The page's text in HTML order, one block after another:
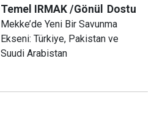
Temel IRMAK /Gönül Dostu
Mekke’de Yeni Bir Savunma
Ekseni: Türkiye, Pakistan ve
Suudi Arabistan